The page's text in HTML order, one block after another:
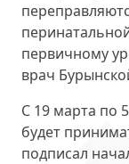
первичному
врач
С 19 марта по
будет
подписал